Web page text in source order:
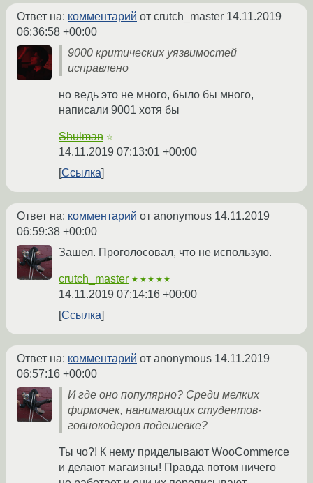
Ответ на: комментарий от crutch_master 14.11.2019
06:36:58 +00:00
9000 критических уязвимостей
исправлено
но ведь это не много, было бы много,
написали 9001 хотя бы
Shulman ☆
14.11.2019 07:13:01 +00:00
Ссылка
Ответ на: комментарий от anonymous 14.11.2019
06:59:38 +00:00
Зашел. Проголосовал, что не использую.
crutch_master ★★★★★
14.11.2019 07:14:16 +00:00
Ссылка
Ответ на: комментарий от anonymous 14.11.2019
06:57:16 +00:00
И где оно популярно? Среди мелких
фирмочек, нанимающих студентов-
говнокодеров подешевке?
Ты чо?! К нему приделывают WooCommerce
и делают магаизны! Правда потом ничего